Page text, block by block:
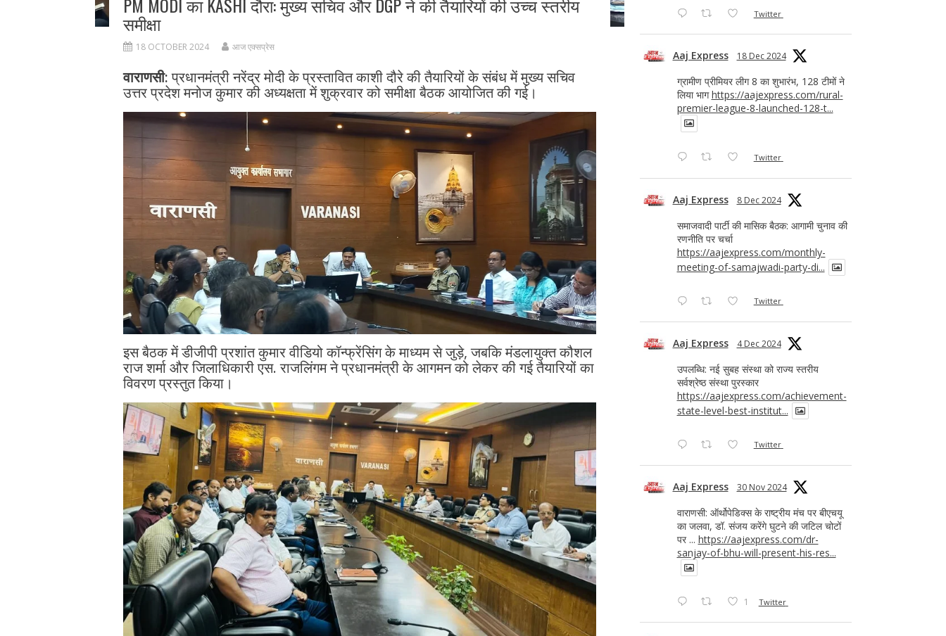
समीक्षा
18 OCTOBER 2024 आज एक्सप्रेस
वाराणसी:प्रधानमंत्री नरेंद्र मोदी के प्रस्तावित काशी दौरे की तैयारियों के संबंध में मुख्य सचिव
उत्तर प्रदेश मनोज कुमार की अध्यक्षता में शुक्रवार को समीक्षा बैठक आयोजित की गई।
इस बैठक में डीजीपी प्रशांत कुमार वीडियो कॉन्फ्रेंसिंग के माध्यम से जुड़े, जबकि मंडलायुक्त कौशल
राज शर्मा और जिलाधिकारी एस. राजलिंगम ने प्रधानमंत्री के आगमन को लेकर की गई तैयारियों का
विवरण प्रस्तुत किया।
Twitter
Aaj Express 18 Dec 2024
ग्रामीण प्रीमियर लीग 8 का शुभारंभ, 128 टीमों ने
लिया भागhttps://aajexpress.com/rural-
premier-league-8-launched-128-t...
Twitter
Aaj Express 8 Dec 2024
समाजवादी पार्टी की मासिक बैठक: आगामी चुनाव की
रणनीति पर चर्चा
https://aajexpress.com/monthly-
meeting-of-samajwadi-party-di...
Twitter
Aaj Express 4 Dec 2024
उपलब्धि: नई सुबह संस्था को राज्य स्तरीय
सर्वश्रेष्ठ संस्था पुरस्कार
https://aajexpress.com/achievement-
state-level-best-institut...
Twitter
Aaj Express 30 Nov 2024
वाराणसी: ऑर्थोपेडिक्स के राष्ट्रीय मंच पर बीएचयू
का जलवा, डॉ. संजय करेंगे घुटने की जटिल चोटों
पर ... https://aajexpress.com/dr-
sanjay-of-bhu-will-present-his-res...
1 Twitter